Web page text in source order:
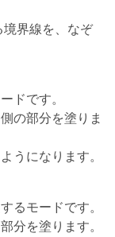
界線を、なぞ
ドです。
の部分を塗りま
うになります。
るモードです。
分を塗ります。